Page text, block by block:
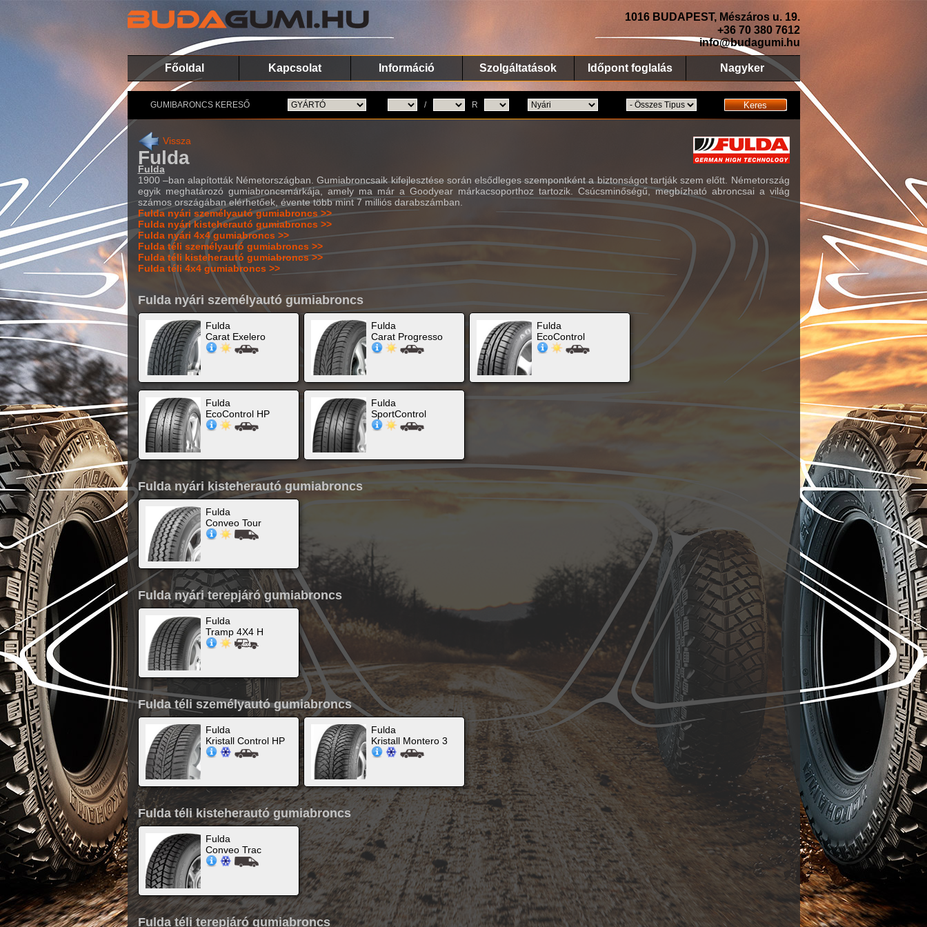
1016 BUDAPEST, Mészáros u. 19.
+36 70 380 7612
info@budagumi.hu
Főoldal Kapcsolat Információ Szolgáltatások Időpont foglalás Nagyker
GUMIBARONCS KERESŐ / R Keres
Vissza
Fulda
Fulda
1900 –ban alapították Németországban. Gumiabroncsaik kifejlesztése során elsődleges szempontként a biztonságot tartják szem előtt. Németország
egyik meghatározó gumiabroncsmárkája, amely ma már a Goodyear márkacsoporthoz tartozik. Csúcsminőségű, megbízható abroncsai a világ
számos országában elérhetőek, évente több mint 7 milliós darabszámban.
Fulda nyári személyautó gumiabroncs >>
Fulda nyári kisteherautó gumiabroncs >>
Fulda nyári 4x4 gumiabroncs >>
Fulda téli személyautó gumiabroncs >>
Fulda téli kisteherautó gumiabroncs >>
Fulda téli 4x4 gumiabroncs >>
Fulda nyári személyautó gumiabroncs
Fulda
Carat Exelero
Fulda
Carat Progresso
Fulda
EcoControl
Fulda
EcoControl HP
Fulda
SportControl
Fulda nyári kisteherautó gumiabroncs
Fulda
Conveo Tour
Fulda nyári terepjáró gumiabroncs
Fulda
Tramp 4X4 H
Fulda téli személyautó gumiabroncs
Fulda
Kristall Control HP
Fulda
Kristall Montero 3
Fulda téli kisteherautó gumiabroncs
Fulda
Conveo Trac
Fulda téli terepjáró gumiabroncs